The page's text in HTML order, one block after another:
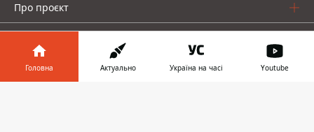
Про проєкт
Про нас
Головна Актуально Україна на часі Youtube